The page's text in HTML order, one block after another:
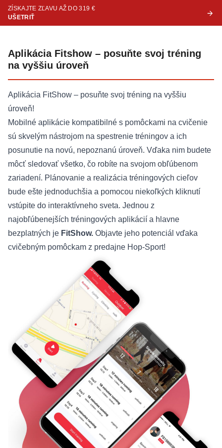
ZÍSKAJTE ZĽAVU AŽ DO 319 €
UŠETRIŤ
Aplikácia Fitshow – posuňte svoj tréning
na vyššiu úroveň
Aplikácia FitShow – posuňte svoj tréning na vyššiu
úroveň!
Mobilné aplikácie kompatibilné s pomôckami na cvičenie
sú skvelým nástrojom na spestrenie tréningov a ich
posunutie na novú, nepoznanú úroveň. Vďaka nim budete
môcť sledovať všetko, čo robíte na svojom obľúbenom
zariadení. Plánovanie a realizácia tréningových cieľov
bude ešte jednoduchšia a pomocou niekoľkých kliknutí
vstúpite do interaktívneho sveta. Jednou z
najobľúbenejších tréningových aplikácií a hlavne
bezplatných je FitShow. Objavte jeho potenciál vďaka
cvičebným pomôckam z predajne Hop-Sport!